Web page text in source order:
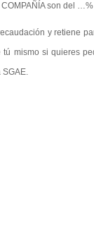
son del
y retiene
mismo si quieres
SGAE.